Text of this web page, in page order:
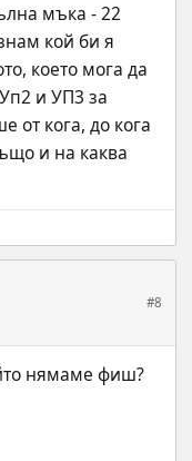
мъка - 22
кой би я
което мога да
и УП3 за
от кога, до кога
и на каква
#8